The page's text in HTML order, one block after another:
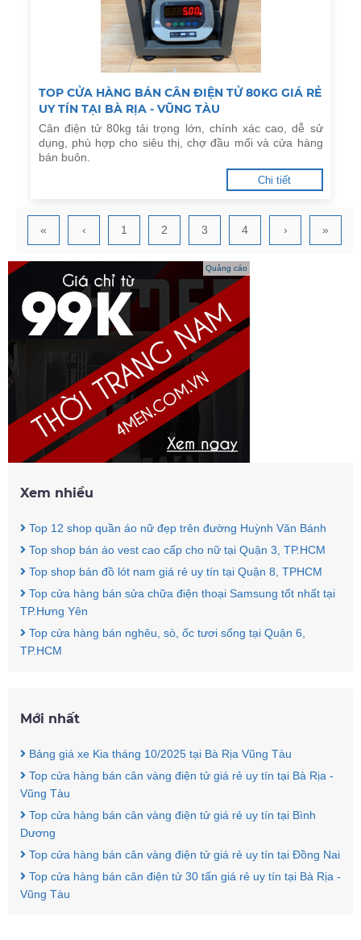
TOP CỬA HÀNG BÁN CÂN ĐIỆN TỬ 80KG GIÁ RẺ
UY TÍN TẠI BÀ RỊA - VŨNG TÀU
Cân điện tử 80kg tải trọng lớn, chính xác cao, dễ sử
dụng, phù hợp cho siêu thị, chợ đầu mối và cửa hàng
bán buôn.
Chi tiết
« ‹ 1 2 3 4 › »
Quảng cáo
Xem nhiều
Top 12 shop quần áo nữ đẹp trên đường Huỳnh Văn Bánh
Top shop bán áo vest cao cấp cho nữ tại Quận 3, TP.HCM
Top shop bán đồ lót nam giá rẻ uy tín tại Quận 8, TPHCM
Top cửa hàng bán sửa chữa điện thoại Samsung tốt nhất tại
TP.Hưng Yên
Top cửa hàng bán nghêu, sò, ốc tươi sống tại Quận 6,
TP.HCM
Mới nhất
Bảng giá xe Kia tháng 10/2025 tại Bà Rịa Vũng Tàu
Top cửa hàng bán cân vàng điện tử giá rẻ uy tín tại Bà Rịa -
Vũng Tàu
Top cửa hàng bán cân vàng điện tử giá rẻ uy tín tại Bình
Dương
Top cửa hàng bán cân vàng điện tử giá rẻ uy tín tại Đồng Nai
Top cửa hàng bán cân điện tử 30 tấn giá rẻ uy tín tại Bà Rịa -
Vũng Tàu